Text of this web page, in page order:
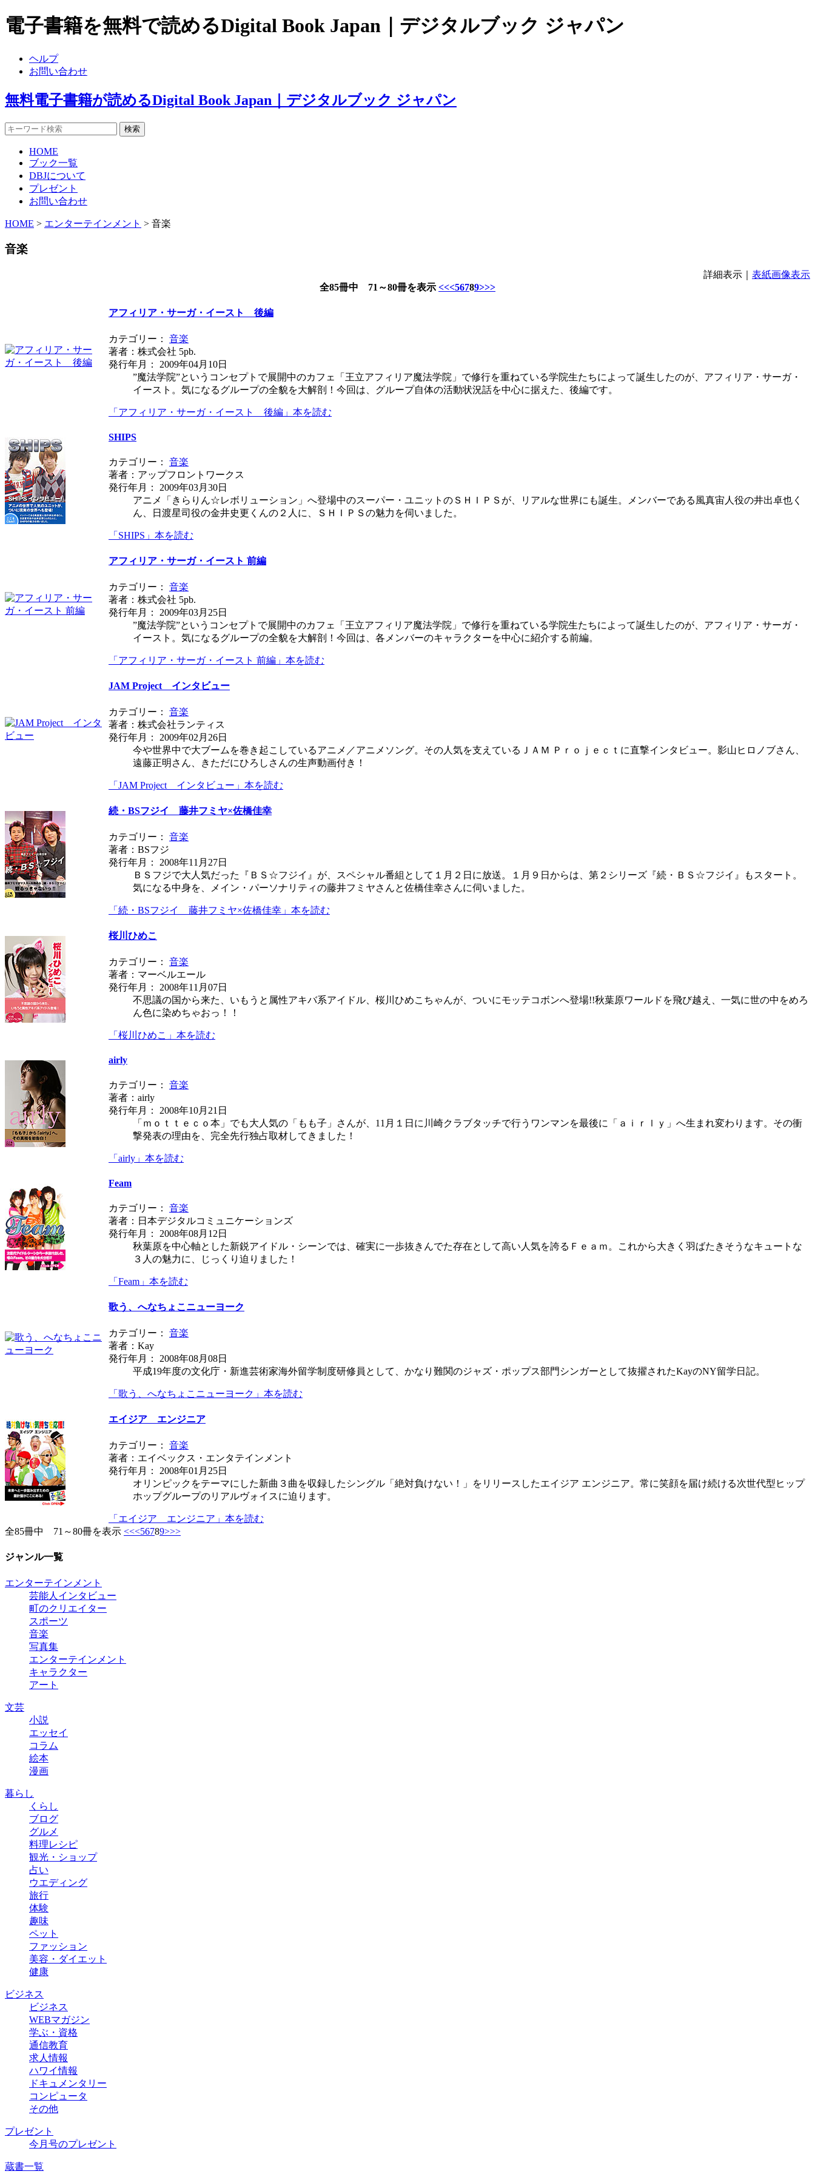
電子書籍を無料で読めるDigital Book Japan｜デジタルブック ジャパン
ヘルプ
お問い合わせ
無料電子書籍が読めるDigital Book Japan｜デジタルブック ジャパン
HOME
ブック一覧
DBJについて
プレゼント
お問い合わせ
HOME > エンターテインメント > 音楽
音楽
詳細表示｜ 表紙画像表示
全85冊中 71～80冊を表示 <<<56789>>>
アフィリア・サーガ・イースト 後編
カテゴリー： 音楽
著者：株式会社 5pb.
発行年月： 2009年04月10日
”魔法学院”というコンセプトで展開中のカフェ「王立アフィリア魔法学院」で修行を重ねている学院生たちによって誕生したのが、アフィリア・サーガ・
イースト。気になるグループの全貌を大解剖！今回は、グループ自体の活動状況話を中心に据えた、後編です。
「アフィリア・サーガ・イースト 後編」本を読む
SHIPS
カテゴリー： 音楽
著者：アップフロントワークス
発行年月： 2009年03月30日
アニメ「きらりん☆レボリューション」へ登場中のスーパー・ユニットのＳＨＩＰＳが、リアルな世界にも誕生。メンバーである風真宙人役の井出卓也く
ん、日渡星司役の金井史更くんの２人に、ＳＨＩＰＳの魅力を伺いました。
「SHIPS」本を読む
アフィリア・サーガ・イースト 前編
カテゴリー： 音楽
著者：株式会社 5pb.
発行年月： 2009年03月25日
”魔法学院”というコンセプトで展開中のカフェ「王立アフィリア魔法学院」で修行を重ねている学院生たちによって誕生したのが、アフィリア・サーガ・
イースト。気になるグループの全貌を大解剖！今回は、各メンバーのキャラクターを中心に紹介する前編。
「アフィリア・サーガ・イースト 前編」本を読む
JAM Project インタビュー
カテゴリー： 音楽
著者：株式会社ランティス
発行年月： 2009年02月26日
今や世界中で大ブームを巻き起こしているアニメ／アニメソング。その人気を支えているＪＡＭ Ｐｒｏｊｅｃｔに直撃インタビュー。影山ヒロノブさん、
遠藤正明さん、きただにひろしさんの生声動画付き！
「JAM Project インタビュー」本を読む
続・BSフジイ 藤井フミヤ×佐橋佳幸
カテゴリー： 音楽
著者：BSフジ
発行年月： 2008年11月27日
ＢＳフジで大人気だった『ＢＳ☆フジイ』が、スペシャル番組として１月２日に放送。１月９日からは、第２シリーズ『続・ＢＳ☆フジイ』もスタート。
気になる中身を、メイン・パーソナリティの藤井フミヤさんと佐橋佳幸さんに伺いました。
「続・BSフジイ 藤井フミヤ×佐橋佳幸」本を読む
桜川ひめこ
カテゴリー： 音楽
著者：マーベルエール
発行年月： 2008年11月07日
不思議の国から来た、いもうと属性アキバ系アイドル、桜川ひめこちゃんが、ついにモッテコボンへ登場!!秋葉原ワールドを飛び越え、一気に世の中をめろ
ん色に染めちゃおっ！！
「桜川ひめこ」本を読む
airly
カテゴリー： 音楽
著者：airly
発行年月： 2008年10月21日
「ｍｏｔｔｅｃｏ本」でも大人気の「もも子」さんが、11月１日に川崎クラブタッチで行うワンマンを最後に「ａｉｒｌｙ」へ生まれ変わります。その衝
撃発表の理由を、完全先行独占取材してきました！
「airly」本を読む
Feam
カテゴリー： 音楽
著者：日本デジタルコミュニケーションズ
発行年月： 2008年08月12日
秋葉原を中心軸とした新鋭アイドル・シーンでは、確実に一歩抜きんでた存在として高い人気を誇るＦｅａｍ。これから大きく羽ばたきそうなキュートな
３人の魅力に、じっくり迫りました！
「Feam」本を読む
歌う、へなちょこニューヨーク
カテゴリー： 音楽
著者：Kay
発行年月： 2008年08月08日
平成19年度の文化庁・新進芸術家海外留学制度研修員として、かなり難関のジャズ・ポップス部門シンガーとして抜擢されたKayのNY留学日記。
「歌う、へなちょこニューヨーク」本を読む
エイジア エンジニア
カテゴリー： 音楽
著者：エイベックス・エンタテインメント
発行年月： 2008年01月25日
オリンピックをテーマにした新曲３曲を収録したシングル「絶対負けない！」をリリースしたエイジア エンジニア。常に笑顔を届け続ける次世代型ヒップ
ホップグループのリアルヴォイスに迫ります。
「エイジア エンジニア」本を読む
全85冊中 71～80冊を表示 <<<56789>>>
ジャンル一覧
エンターテインメント
芸能人インタビュー
町のクリエイター
スポーツ
音楽
写真集
エンターテインメント
キャラクター
アート
文芸
小説
エッセイ
コラム
絵本
漫画
暮らし
くらし
ブログ
グルメ
料理レシピ
観光・ショップ
占い
ウエディング
旅行
体験
趣味
ペット
ファッション
美容・ダイエット
健康
ビジネス
ビジネス
WEBマガジン
学ぶ・資格
通信教育
求人情報
ハワイ情報
ドキュメンタリー
コンピュータ
その他
プレゼント
今月号のプレゼント
蔵書一覧